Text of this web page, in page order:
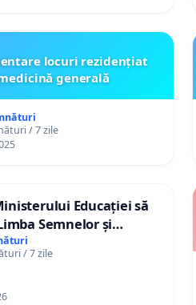
locuri rezidențiat
generală
/ 7 zile
Educației să
Semnelor și
Braille în școlile din
Moldova!
/ 7 zile